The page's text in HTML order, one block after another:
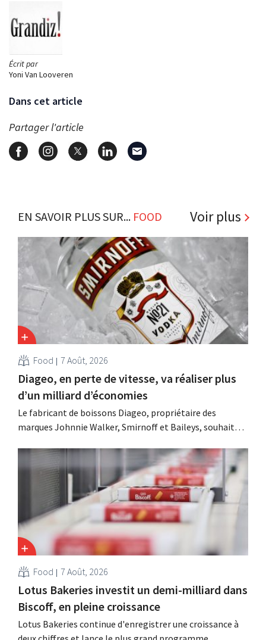
Écrit par
Yoni Van Looveren
Dans cet article
Partager l'article
EN SAVOIR PLUS SUR... FOOD Voir plus
Food 7 Août, 2026
Diageo, en perte de vitesse, va réaliser plus
d’un milliard d’économies
Le fabricant de boissons Diageo, propriétaire des
marques Johnnie Walker, Smirnoff et Baileys, souhaite,
considérablement ses coûts tout en investissant dans la
croissance, notamment pour Guinness et les cocktails
prêts à boire.
Food 7 Août, 2026
Lotus Bakeries investit un demi-milliard dans
Biscoff, en pleine croissance
Lotus Bakeries continue d'enregistrer une croissance à